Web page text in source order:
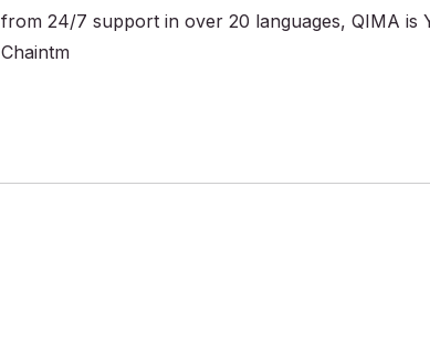
from 24/7 support in over 20 languages, QIMA is
Chaintm